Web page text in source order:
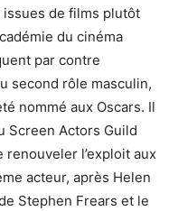
de films plutôt
du cinéma
par contre
second rôle masculin,
nommé aux Oscars. Il
Screen Actors Guild
l’exploit aux
acteur, après Helen
Stephen Frears et le